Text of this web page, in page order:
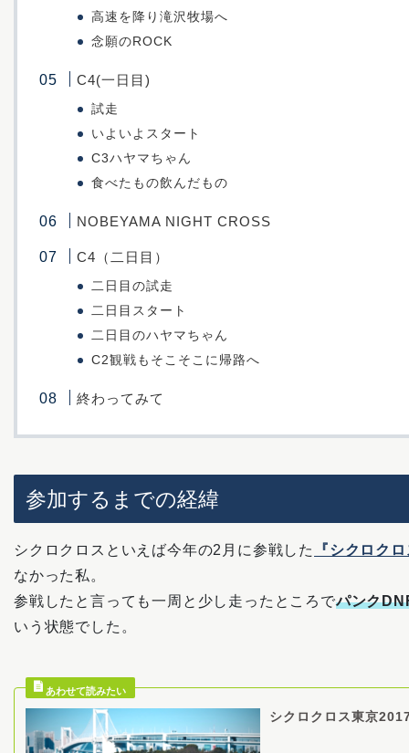
高速を降り滝沢牧場へ
念願のROCK
C4(一日目)
試走
いよいよスタート
C3ハヤマちゃん
食べたもの飲んだもの
NOBEYAMA NIGHT CROSS
C4（二日目）
二日目の試走
二日目スタート
二日目のハヤマちゃん
C2観戦もそこそこに帰路へ
終わってみて
参加するまでの経緯
シクロクロスといえば今年の2月に参戦した
『シクロク
なかった私。
参戦したと言っても一周と少し走ったところでパンク
いう状態でした。
シクロクロス東京